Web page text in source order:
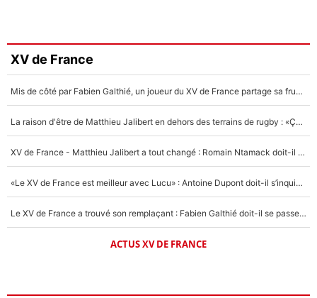
XV de France
Mis de côté par Fabien Galthié, un joueur du XV de France partage sa frustration : «ils ne me l’ont pas dit tout de suite»
La raison d'être de Matthieu Jalibert en dehors des terrains de rugby : «Ça m'atteint autant que si tu touches à un membre de ma famille»
XV de France - Matthieu Jalibert a tout changé : Romain Ntamack doit-il s’inquiéter pour sa place à un an de la Coupe du monde ?
«Le XV de France est meilleur avec Lucu» : Antoine Dupont doit-il s’inquiéter pour sa place ?
Le XV de France a trouvé son remplaçant : Fabien Galthié doit-il se passer d'Antoine Dupont ?
ACTUS XV DE FRANCE